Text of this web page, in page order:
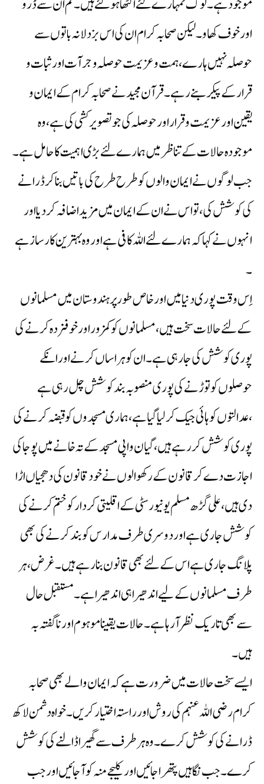
موجود ہے ۔ لوگ تمہارے لئے اکٹھا ہوگئے ہیں ۔ تم ان سے ڈرو
اور خوف کھاو ۔ لیکن صحابہ کرام ان کی اس بزدلانہ باتوں سے
حوصلہ نہیں ہارے، ہمت و عزیمت حوصلہ و جرآت اور ثبات و
قرار کے پیکر بنے رہے ۔ قرآن مجید نے صحابہ کرام کے ایمان و
یقین اور عزیمت و قرار اور حوصلہ کی جو تصویر کشی کی ہے، وہ
موجودہ حالات کے تناظر میں ہمارے لئے بڑی اہمیت کا حامل ہے ۔
جب لوگوں نے ایمان والوں کو طرح طرح کی باتیں بنا کر ڈرانے
کی کوشش کی، تو اس نے ان کے ایمان میں مزید اضافہ کردیا اور
انہوں نے کہا کہ ہمارے لئے اللہ کافی ہے اور وہ بہترین کار ساز ہے
۔
اِس وقت پوری دنیا میں اور خاص طور پر ہندوستان میں مسلمانوں
کے لئے حالات سخت ہیں، مسلمانوں کو کمزور اور خوفزدہ کرنے کی
پوری کوشش کی جارہی ہے ۔ان کو ہراساں کرنے اور انکے
حوصلوں کو توڑنے کی پوری منصوبہ بند کوشش چل رہی ہے
،عدالتوں کو ہائی جیک کر لیا گیا ہے ، ہماری مسجدوں کو قبضہ کرنے کی
پوری کوشش کر رہے ہیں، گیان واپی مسجد کے تہ خانے میں پوجا کی
اجازت دے کر قانون کے رکھوالوں نے خود قانون کی دھجیاں اڑا
دی ہیں ، علی گڑھ مسلم یونیورسٹی کے اقلیتی کردار کو ختم کرنے کی
کوشش جاری ہے اور دوسری طرف مدارس کو بند کرنے کی بھی
پلانگ جاری ہے اس کے لئے بھی قانون بنا رہے ہیں ۔ غرض ،ہر
طرف مسلمانوں کے لیے اندھیرا ہی اندھیرا ہے ۔ مستقبل حال
سے بھی تاریک نظر آرہا ہے ۔ حالات یقینا موہوم اور ناگفتہ بہ
ہیں۔
ایسے سخت حالات میں ضرورت ہے کہ ایمان والے بھی صحابہ
کرام رضی اللہ عنہم کی روش اور راستہ اختیار کریں ۔ خواہ دشمن لاکھ
ڈرانے کی کوشش کرے۔ وہ ہر طرف سے گھیرا ڈالنے کی کوشش
کرے۔ جب نگاہیں پتھرا جائیں اور کلیجے منہ کو آجائیں اور جب